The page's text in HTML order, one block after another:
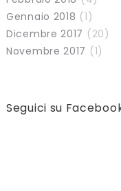
Gennaio 2018 (1)
Dicembre 2017 (20)
Novembre 2017 (1)
Seguici su